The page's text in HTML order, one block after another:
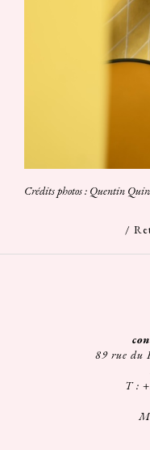
Crédits photos : Quentin
/
89 rue du
T :